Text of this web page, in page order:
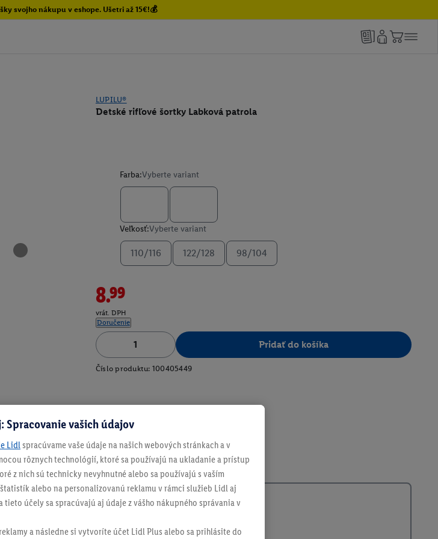
svojho nákupu v eshope. Ušetri až 15€!💰
LUPILU®
Detské rifľové šortky Labková patrola
Farba:Vyberte variant
Veľkosť:Vyberte variant
110/116 122/128 98/104
8.99
vrát. DPH
Doručenie
Pridať do košíka
Číslo produktu: 100405449
Spracovanie vašich údajov
Lidl spracúvame vaše údaje na našich webových stránkach a v
rôznych technológií, ktoré sa používajú na ukladanie a prístup
z nich sú technicky nevyhnutné alebo sa používajú s vaším
alebo na personalizovanú reklamu v rámci služieb Lidl aj
účely sa spracúvajú aj údaje z vášho nákupného správania v
a následne si vytvoríte účet Lidl Plus alebo sa prihlásite do